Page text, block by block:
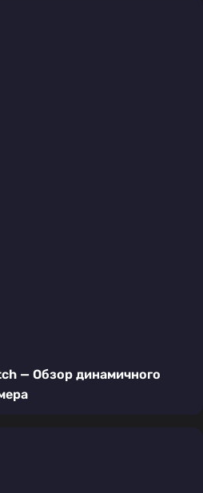
— Обзор динамичного